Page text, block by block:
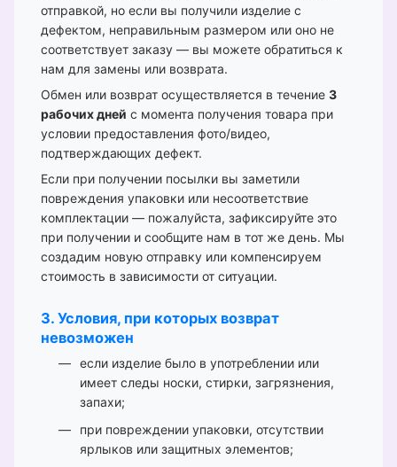
отправкой, но если вы получили изделие с
дефектом, неправильным размером или оно не
соответствует заказу — вы можете обратиться к
нам для замены или возврата.
Обмен или возврат осуществляется в течение 3
рабочих дней с момента получения товара при
условии предоставления фото/видео,
подтверждающих дефект.
Если при получении посылки вы заметили
повреждения упаковки или несоответствие
комплектации — пожалуйста, зафиксируйте это
при получении и сообщите нам в тот же день. Мы
создадим новую отправку или компенсируем
стоимость в зависимости от ситуации.
3. Условия, при которых возврат
невозможен
если изделие было в употреблении или
имеет следы носки, стирки, загрязнения,
запахи;
при повреждении упаковки, отсутствии
ярлыков или защитных элементов;